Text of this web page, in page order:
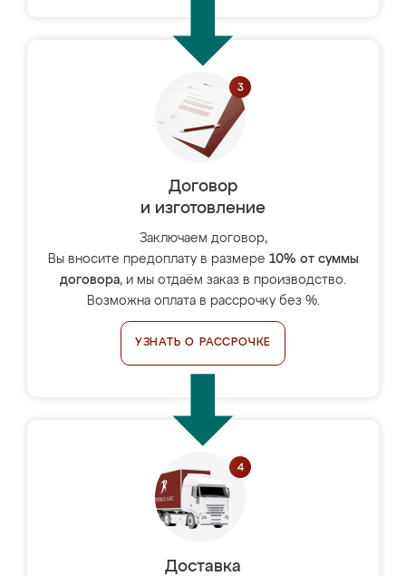
Договор
и изготовление
Заключаем договор,
Вы вносите предоплату в размере 10% от суммы
договора, и мы отдаём заказ в производство.
Возможна оплата в рассрочку без %.
УЗНАТЬ О РАССРОЧКЕ
Доставка